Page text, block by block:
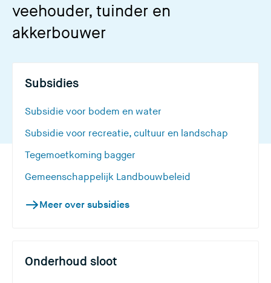
veehouder, tuinder en
akkerbouwer
Subsidies
Subsidie voor bodem en water
Subsidie voor recreatie, cultuur en landschap
Tegemoetkoming bagger
Gemeenschappelijk Landbouwbeleid
Meer over subsidies
Onderhoud sloot